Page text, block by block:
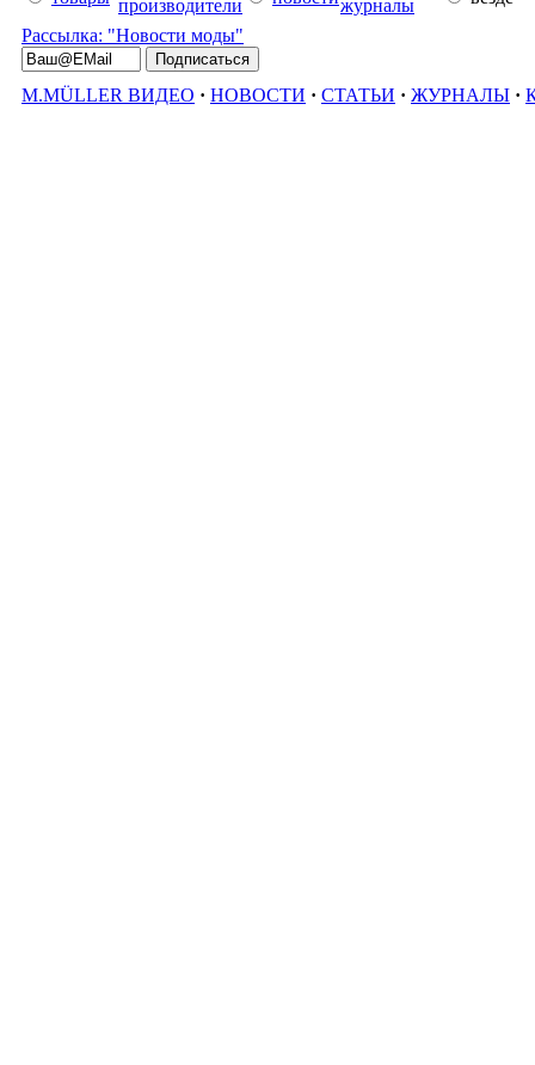
производители журналы
Рассылка: "Новости моды"
M.MÜLLER ВИДЕО · НОВОСТИ · СТАТЬИ · ЖУРНАЛЫ ·